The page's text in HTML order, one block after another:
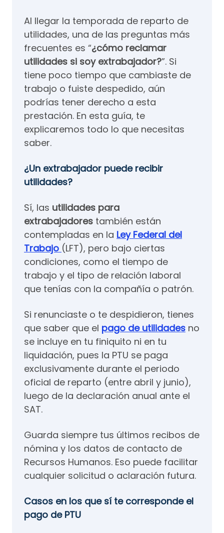
Al llegar la temporada de reparto de
utilidades, una de las preguntas más
frecuentes es “¿cómo reclamar
utilidades si soy extrabajador?”. Si
tiene poco tiempo que cambiaste de
trabajo o fuiste despedido, aún
podrías tener derecho a esta
prestación. En esta guía, te
explicaremos todo lo que necesitas
saber.
¿Un extrabajador puede recibir
utilidades?
Sí, las utilidades para
extrabajadores también están
contempladas en la Ley Federal del
Trabajo (LFT), pero bajo ciertas
condiciones, como el tiempo de
trabajo y el tipo de relación laboral
que tenías con la compañía o patrón.
Si renunciaste o te despidieron, tienes
que saber que el pago de utilidades no
se incluye en tu finiquito ni en tu
liquidación, pues la PTU se paga
exclusivamente durante el periodo
oficial de reparto (entre abril y junio),
luego de la declaración anual ante el
SAT.
Guarda siempre tus últimos recibos de
nómina y los datos de contacto de
Recursos Humanos. Eso puede facilitar
cualquier solicitud o aclaración futura.
Casos en los que sí te corresponde el
pago de PTU